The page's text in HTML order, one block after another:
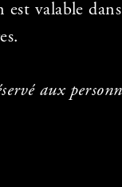
valable
aux